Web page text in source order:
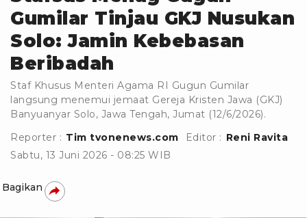
Gumilar Tinjau GKJ Nusukan
Solo: Jamin Kebebasan
Beribadah
Staf Khusus Menteri Agama RI Gugun Gumilar
langsung menemui jemaat Gereja Kristen Jawa (GKJ)
Banyuanyar Solo, Jawa Tengah, Jumat (12/6/2026).
Reporter : Tim tvonenews.com Editor : Reni Ravita
Sabtu, 13 Juni 2026 - 08:25 WIB
Bagikan